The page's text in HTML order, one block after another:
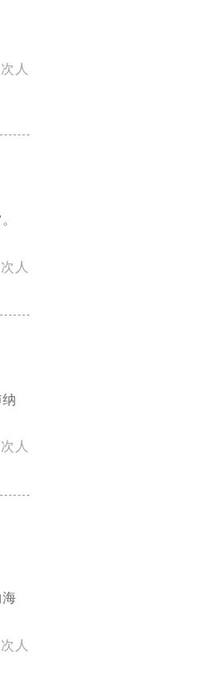
人
人
人
人